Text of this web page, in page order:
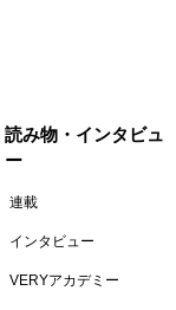
読み物・インタビュ
ー
連載
インタビュー
VERYアカデミー